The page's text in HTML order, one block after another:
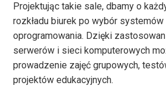
Projektując takie sale, dbamy o
rozkładu biurek po wybór
oprogramowania. Dzięki
serwerów i sieci komputerowych
prowadzenie zajęć grupowych,
projektów edukacyjnych.